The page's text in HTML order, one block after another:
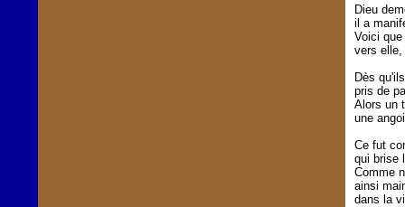
Dieu
il a
Voici
vers
Dès
pris de
Alors un
une
Ce fut
qui brise
Comme
ainsi
dans la